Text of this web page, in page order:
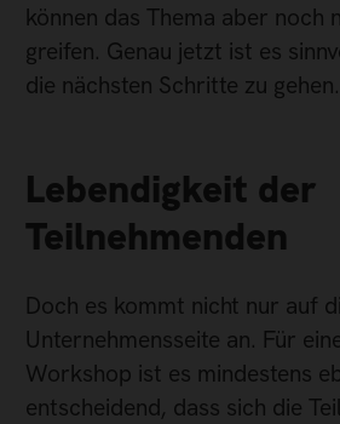
können das Thema aber noch
greifen. Genau jetzt ist es
die nächsten Schritte zu gehen.
Lebendigkeit der
Teilnehmenden
Doch es kommt nicht nur auf
Unternehmensseite an. Für
Workshop ist es mindestens
entscheidend, dass sich die